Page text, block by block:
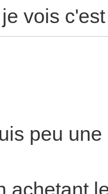
vois
peu
achetant